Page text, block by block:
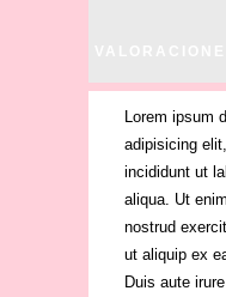
Lorem ipsum
adipisicing
incididunt ut
aliqua. Ut
nostrud
ut aliquip ex
Duis aute